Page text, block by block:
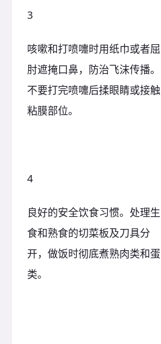
3
咳嗽和打喷嚏时用纸巾或者屈
肘遮掩口鼻，防治飞沫传播。
不要打完喷嚏后揉眼睛或接触
粘膜部位。
4
良好的安全饮食习惯。处理生
食和熟食的切菜板及刀具分
开，做饭时彻底煮熟肉类和蛋
类。